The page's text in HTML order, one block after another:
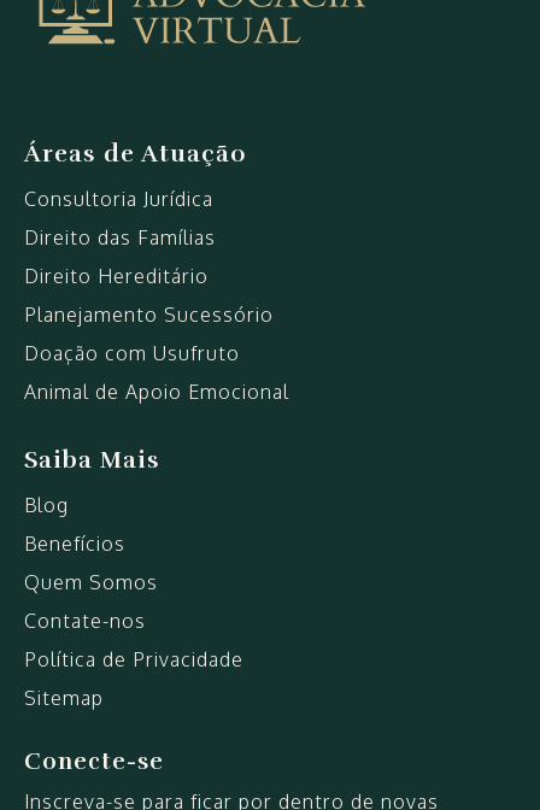
isenção
monocular
Advocacia
VirtualAdvocacia
Áreas de Atuação
Consultoria Jurídica
Direito das Famílias
Direito Hereditário
Planejamento Sucessório
Doação com Usufruto
Animal de Apoio Emocional
Saiba Mais
Blog
Benefícios
Quem Somos
Contate-nos
Política de Privacidade
Sitemap
Conecte-se
Inscreva-se para ficar por dentro de novas